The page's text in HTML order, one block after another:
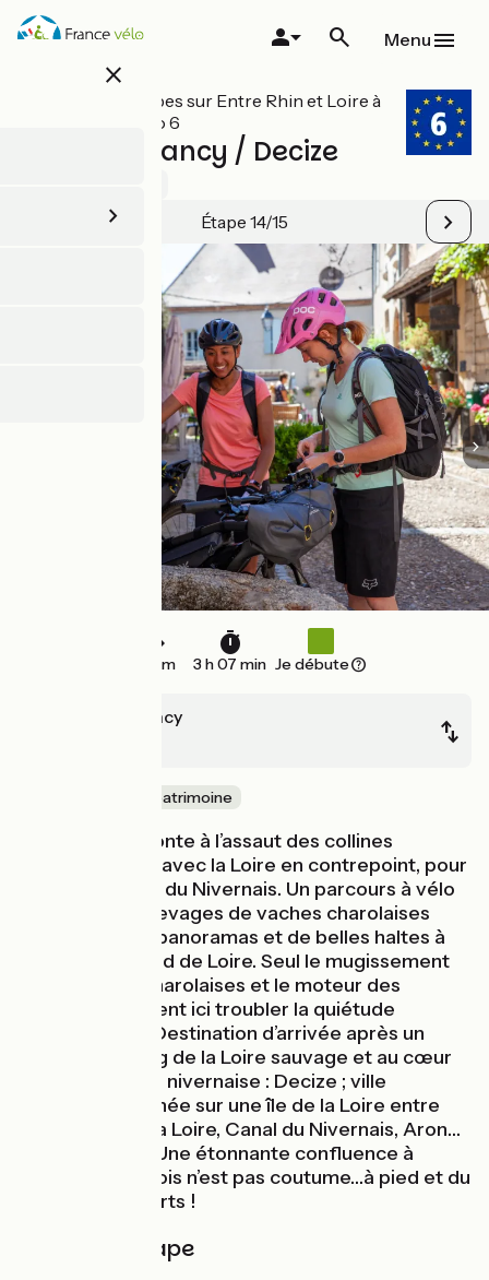
Aller
au
close
Menu
Toutes les étapes sur Entre Rhin et Loire à
vélo / EuroVelo 6
Bourbon-Lancy / Decize
Étape 14/15
47 km 3 h 07 min Je débute
Bourbon-Lancy
Nature & petit patrimoine
Cette étape monte à l’assaut des collines
bourbonnaises, avec la Loire en contrepoint, pour
gagner le Canal du Nivernais. Un parcours à vélo
au milieu des élevages de vaches charolaises
avec de beaux panoramas et de belles haltes à
savourer en bord de Loire. Seul le mugissement
des blanches charolaises et le moteur des
tracteurs viennent ici troubler la quiétude
campagnarde. Destination d’arrivée après un
plongeon le long de la Loire sauvage et au cœur
de la campagne nivernaise : Decize ; ville
historique perchée sur une île de la Loire entre
Canal latéral à la Loire, Canal du Nivernais, Aron…
et Vieille Loire. Une étonnante confluence à
découvrir une fois n’est pas coutume…à pied et du
haut des remparts !
Détail de l'étape